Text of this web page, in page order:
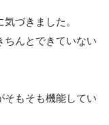
づきました。
ちんとできていない
そもそも機能してい